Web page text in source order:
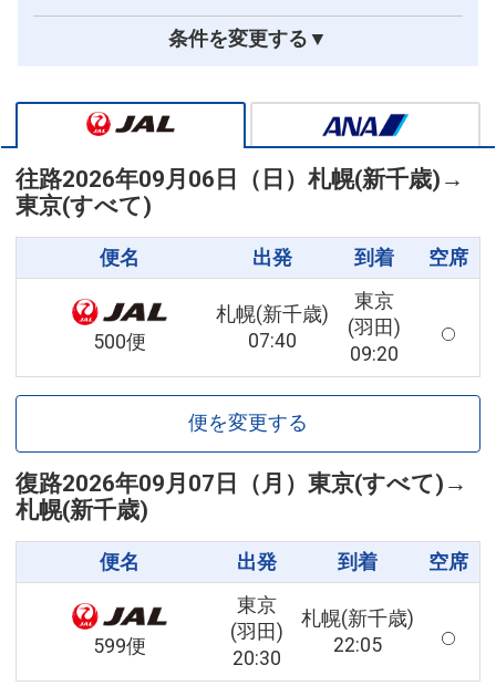
条件を変更する▼
往路2026年09月06日（日） 札幌(新千歳) →
東京(すべて)
便名 出発 到着 空席
500便
札幌(新千歳)
07:40
東京
(羽田)
09:20
便を変更する
復路2026年09月07日（月） 東京(すべて) →
札幌(新千歳)
便名 出発 到着 空席
599便
東京
(羽田)
20:30
札幌(新千歳)
22:05